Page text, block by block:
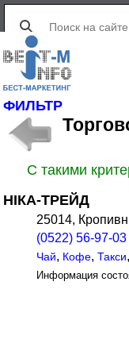
ФИЛЬТР
С такими
НІКА-ТРЕЙД
25014,
(0522) 56-97-03
Чай, Кофе,Такси
Информация